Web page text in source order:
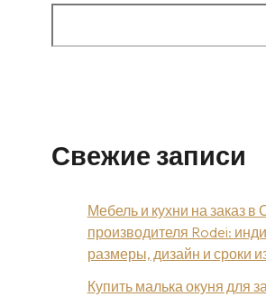
Свежие записи
Мебель и кухни на заказ в
производителя Rodei:
размеры, дизайн и сроки
Купить малька окуня для